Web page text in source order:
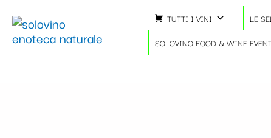
contenuto
TUTTI I VINI LE
SOLOVINO FOOD & WINE